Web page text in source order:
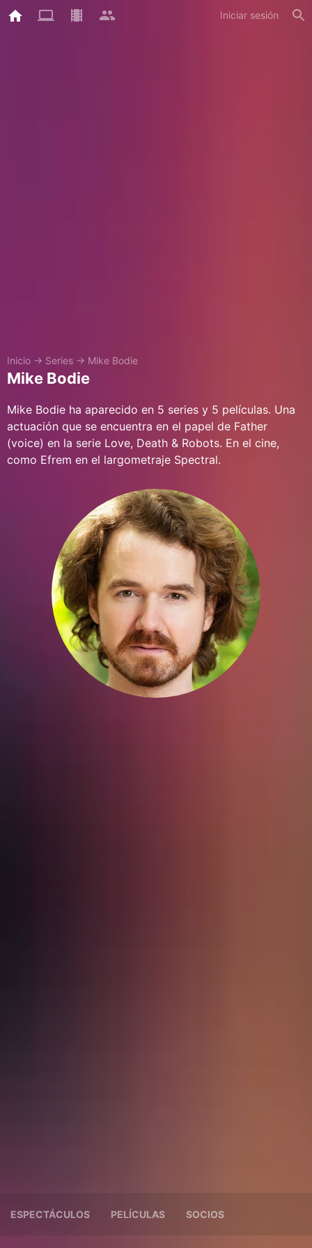
Iniciar sesión
Inicio → Series → Mike Bodie
Mike Bodie
Mike Bodie ha aparecido en 5 series y 5 películas. Una
actuación que se encuentra en el papel de Father
(voice) en la serie Love, Death & Robots. En el cine,
como Efrem en el largometraje Spectral.
ESPECTÁCULOS PELÍCULAS SOCIOS